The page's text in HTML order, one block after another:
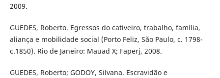
2009.
GUEDES, Roberto. Egressos do cativeiro, trabalho, família,
aliança e mobilidade social (Porto Feliz, São Paulo, c. 1798-
c.1850). Rio de Janeiro: Mauad X; Faperj, 2008.
GUEDES, Roberto; GODOY, Silvana. Escravidão e